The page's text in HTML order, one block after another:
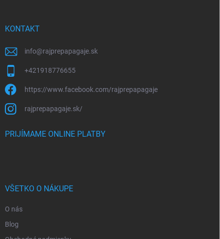
KONTAKT
info@rajprepapagaje.sk
+421918776655
https://www.facebook.com/rajprepapagaje
rajprepapagaje.sk/
PRIJÍMAME ONLINE PLATBY
VŠETKO O NÁKUPE
O nás
Blog